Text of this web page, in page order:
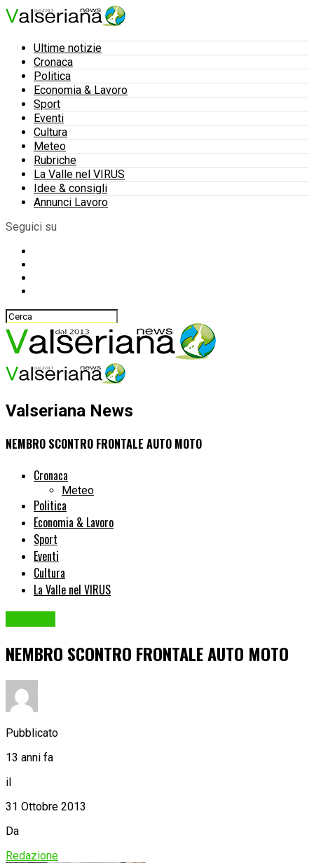
Ultime notizie
Cronaca
Politica
Economia & Lavoro
Sport
Eventi
Cultura
Meteo
Rubriche
La Valle nel VIRUS
Idee & consigli
Annunci Lavoro
Seguici su
Valseriana News
NEMBRO SCONTRO FRONTALE AUTO MOTO
Cronaca
Meteo
Politica
Economia & Lavoro
Sport
Eventi
Cultura
La Valle nel VIRUS
NEMBRO SCONTRO FRONTALE AUTO MOTO
Pubblicato
13 anni fa
il
31 Ottobre 2013
Da
Redazione